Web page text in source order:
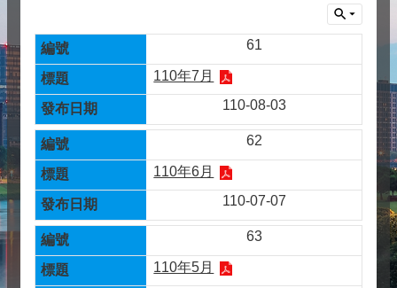
61
110年7月
110-08-03
62
110年6月
110-07-07
63
110年5月